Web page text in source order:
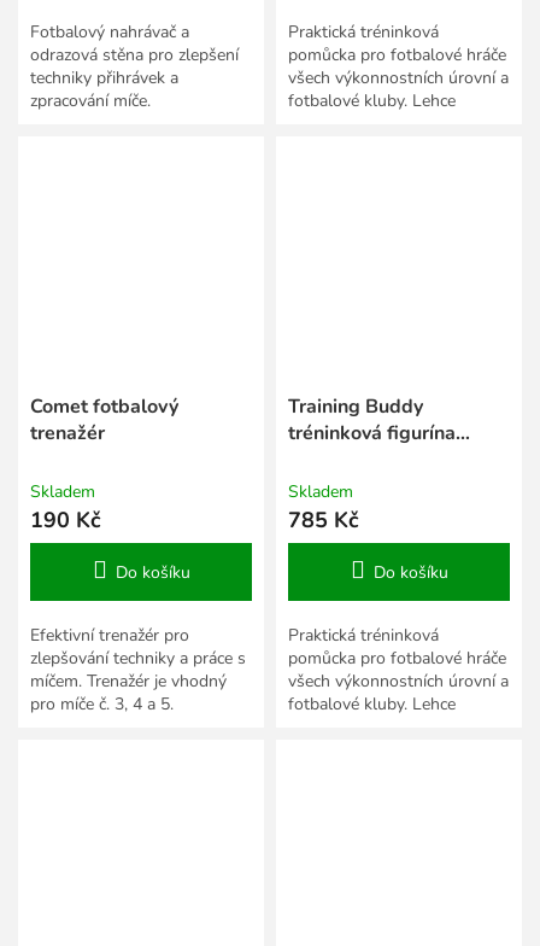
Fotbalový nahrávač a
odrazová stěna pro zlepšení
techniky přihrávek a
zpracování míče.
Praktická tréninková
pomůcka pro fotbalové hráče
všech výkonnostních úrovní a
fotbalové kluby. Lehce
Comet fotbalový
trenažér
Skladem
190 Kč
Do košíku
Efektivní trenažér pro
zlepšování techniky a práce s
míčem. Trenažér je vhodný
pro míče č. 3, 4 a 5.
Training Buddy
tréninková figurína
Skladem
785 Kč
Do košíku
Praktická tréninková
pomůcka pro fotbalové hráče
všech výkonnostních úrovní a
fotbalové kluby. Lehce